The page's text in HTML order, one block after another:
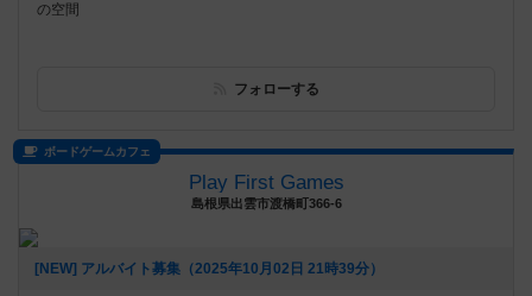
の空間
フォローする
ボードゲームカフェ
Play First Games
島根県出雲市渡橋町366-6
[NEW] アルバイト募集（2025年10月02日 21時39分）